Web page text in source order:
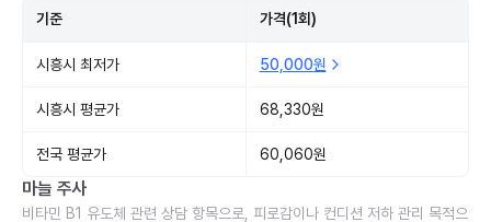
기준 가격(1회)
시흥시 최저가 50,000원
시흥시 평균가 68,330원
전국 평균가 60,060원
마늘 주사
비타민 B1 유도체 관련 상담 항목으로, 피로감이나 컨디션 저하 관리 목적으